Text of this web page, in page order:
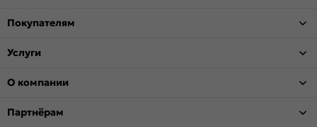
Покупателям
Услуги
О компании
Партнёрам